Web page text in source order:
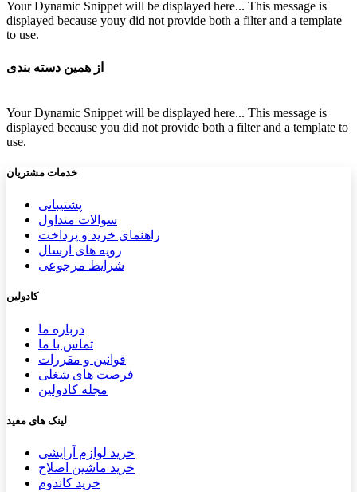
Your Dynamic Snippet will be displayed here... This message is
displayed because youy did not provide both a filter and a template
to use.
از همین دسته بندی
Your Dynamic Snippet will be displayed here... This message is
displayed because you did not provide both a filter and a template to
use.
خدمات مشتریان
پشتیب​​انی
سوالات متداول
راهنمای خرید و پرداخت
رویه های ارسال
شرایط مرجوعی
کادولین
درباره ما
تماس با ما
قوانین و مقررات
فرصت های شغلی
مجله کادولین
لینک های مفید
خرید لوازم آرایشی
خرید ماشین اصلاح
خرید کاندوم